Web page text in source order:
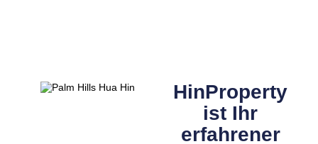
HinProperty
ist Ihr
erfahrener